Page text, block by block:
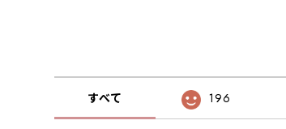
すべて 196